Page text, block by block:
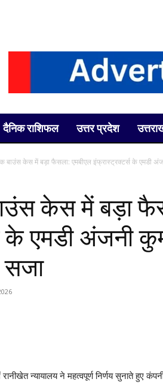
दैनिक राशिफल उत्तर प्रदेश
बाउंस केस में बड़ा फैसला: एमबीएल इंफ्रास्ट्रक्टर्स के एमडी
केस में बड़ा
के एमडी अंजनी
सजा
न्यायालय ने महत्वपूर्ण निर्णय सुनाते हुए